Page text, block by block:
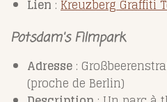
Lien : KreuzbergGraffiti
Potsdam's Filmpark
Adresse :
(proche de Berlin)